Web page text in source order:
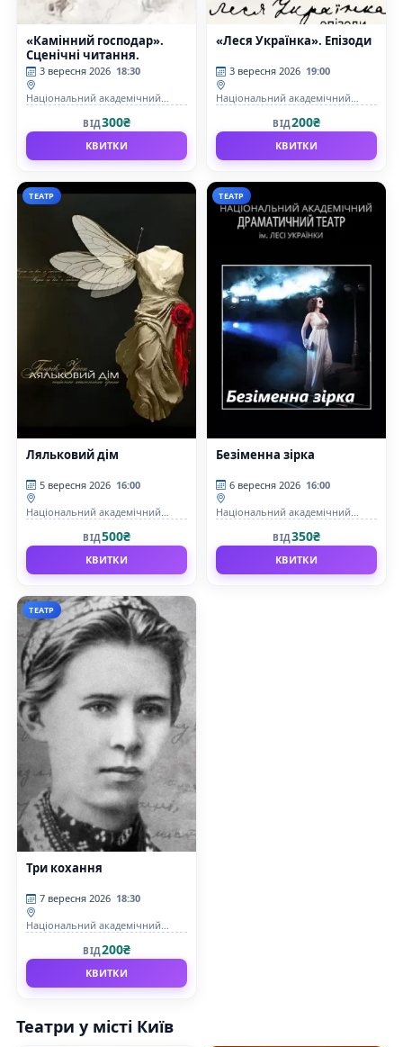
«Камінний господар».
Сценічні читання.
3 вересня 2026 18:30
Національний академічний
ВІД300₴
КВИТКИ
«Леся Українка». Епізоди
3 вересня 2026 19:00
Національний академічний
ВІД200₴
КВИТКИ
ТЕАТР
Ляльковий дім
5 вересня 2026 16:00
Національний академічний
ВІД500₴
КВИТКИ
ТЕАТР
Безіменна зірка
6 вересня 2026 16:00
Національний академічний
ВІД350₴
КВИТКИ
ТЕАТР
Три кохання
7 вересня 2026 18:30
Національний академічний
ВІД200₴
КВИТКИ
Театри у місті Київ